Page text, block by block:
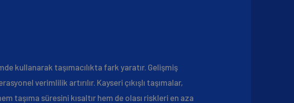
kullanarak taşımacılıkta fark yaratır. Gelişmiş
verimlilik artırılır. Kayseri çıkışlı taşımalar,
taşıma süresini kısaltır hem de olası riskleri en aza